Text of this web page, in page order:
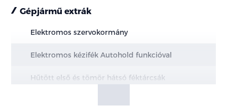
Gépjármű extrák
Elektromos szervokormány
Elektromos kézifék Autohold funkcióval
Hűtött első és tömör hátsó féktárcsák